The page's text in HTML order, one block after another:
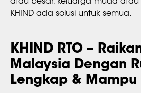
KHIND ada solusi untuk semua.
KHIND RTO –
Malaysia Dengan
Lengkap & Mampu